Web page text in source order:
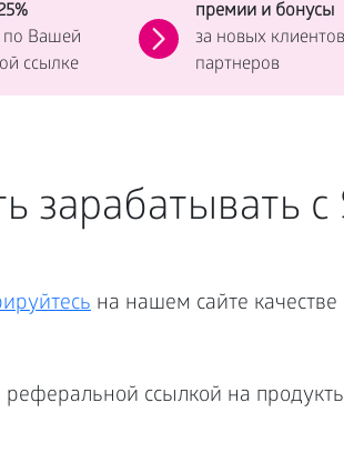
по Вашей
ссылке
премии и бонусы
за новых
партнеров
зарабатывать
на нашем сайте
реферальной ссылкой на